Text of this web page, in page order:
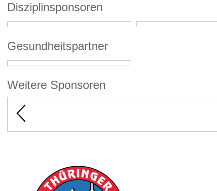
Disziplinsponsoren
Gesundheitspartner
Weitere Sponsoren